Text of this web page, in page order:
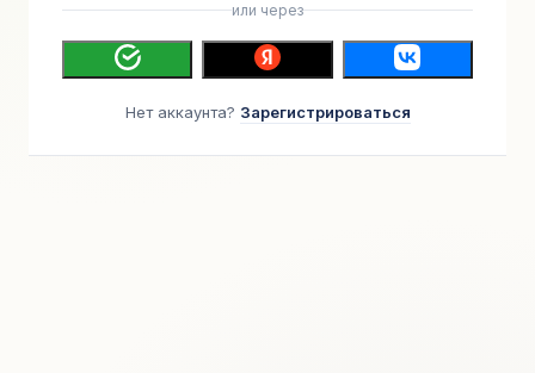
или через
Нет аккаунта? Зарегистрироваться